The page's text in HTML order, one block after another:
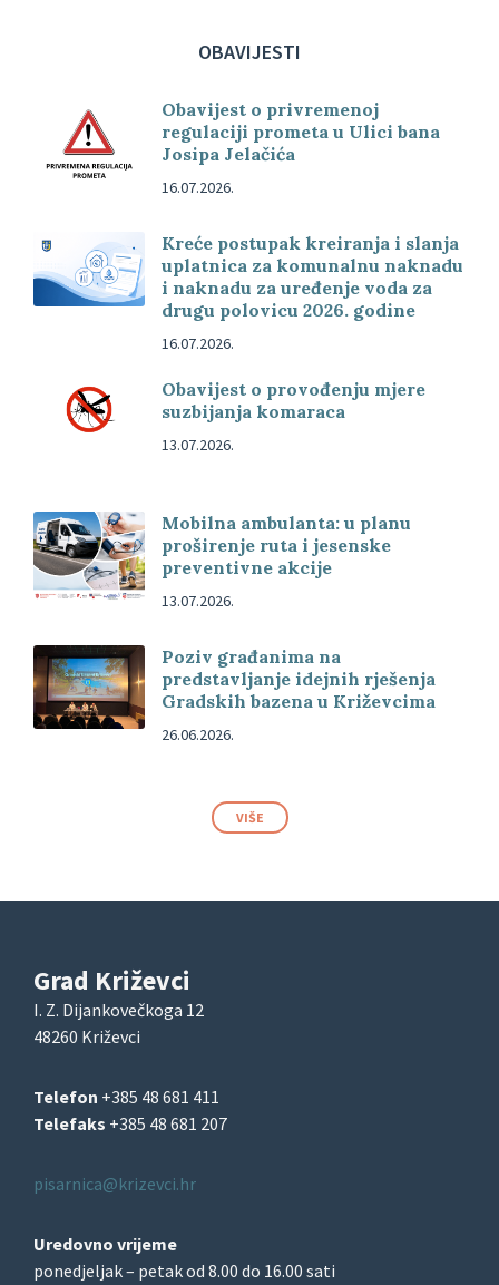
OBAVIJESTI
Obavijest o privremenoj
regulaciji prometa u Ulici bana
Josipa Jelačića
16.07.2026.
Kreće postupak kreiranja i slanja
uplatnica za komunalnu naknadu
i naknadu za uređenje voda za
drugu polovicu 2026. godine
16.07.2026.
Obavijest o provođenju mjere
suzbijanja komaraca
13.07.2026.
Mobilna ambulanta: u planu
proširenje ruta i jesenske
preventivne akcije
13.07.2026.
Poziv građanima na
predstavljanje idejnih rješenja
Gradskih bazena u Križevcima
26.06.2026.
VIŠE
Grad Križevci
I. Z. Dijankovečkoga 12
48260 Križevci
Telefon +385 48 681 411
Telefaks +385 48 681 207
pisarnica@krizevci.hr
Uredovno vrijeme
ponedjeljak – petak od 8.00 do 16.00 sati